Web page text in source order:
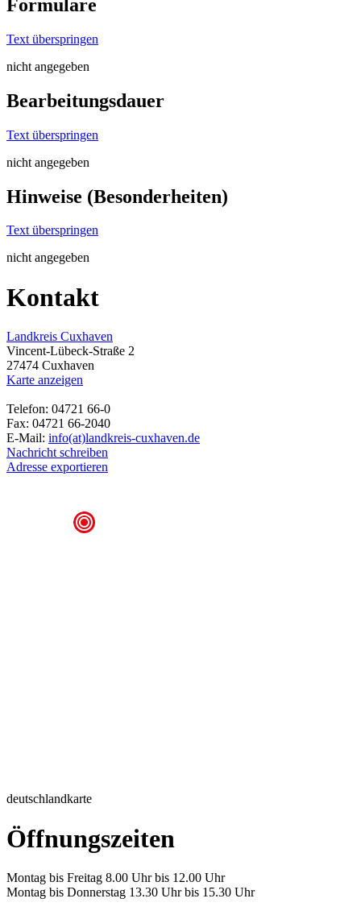
Formulare
Text überspringen
nicht angegeben
Bearbeitungsdauer
Text überspringen
nicht angegeben
Hinweise (Besonderheiten)
Text überspringen
nicht angegeben
Kontakt
Landkreis Cuxhaven
Vincent-Lübeck-Straße 2
27474 Cuxhaven
Karte anzeigen
Telefon: 04721 66-0
Fax: 04721 66-2040
E-Mail: info(at)landkreis-cuxhaven.de
Nachricht schreiben
Adresse exportieren
deutschlandkarte
Öffnungszeiten
Montag bis Freitag 8.00 Uhr bis 12.00 Uhr
Montag bis Donnerstag 13.30 Uhr bis 15.30 Uhr